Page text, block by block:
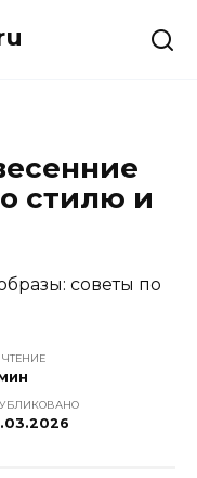
стилю и
ЧТЕНИЕ